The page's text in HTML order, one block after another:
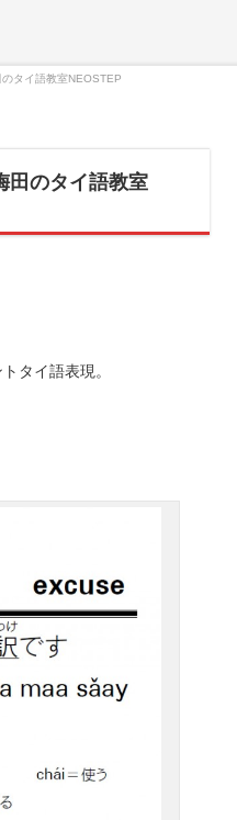
タイ語教室NEOSTEP
田のタイ語教室
タイ語表現。